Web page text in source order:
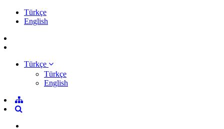
Türkçe
English
Türkçe
Türkçe
English